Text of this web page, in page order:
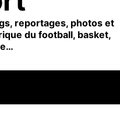
reportages, photos et
du football, basket,